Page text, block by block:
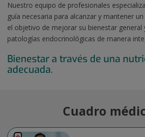
Nuestro equipo de profesionales
guía necesaria para alcanzar y mantener
el objetivo de mejorar su bienestar general
patologías endocrinológicas de manera
Bienestar a través de una
adecuada.
Cuadro